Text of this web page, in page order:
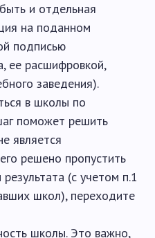
и отдельная
на поданном
подписью
ее расшифровкой,
заведения).
в школы по
поможет решить
является
решено пропустить
(с учетом п.1
школ), переходите
школы. Это важно,